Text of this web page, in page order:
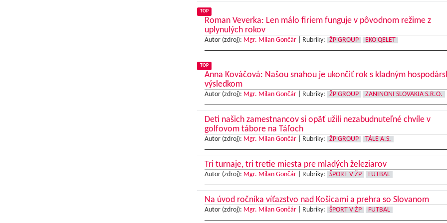
TOP
Roman Veverka: Len málo firiem funguje v pôvodnom režime z
uplynulých rokov
Autor (zdroj): Mgr. Milan Gončár| Rubriky: ŽP GROUP EKO QELET
TOP
Anna Kováčová: Našou snahou je ukončiť rok s kladným
výsledkom
Autor (zdroj): Mgr. Milan Gončár| Rubriky: ŽP GROUP ZANINONI SLOVAKIA S.R.O.
Deti našich zamestnancov si opäť užili nezabudnuteľné chvíle v
golfovom tábore na Táľoch
Autor (zdroj): Mgr. Milan Gončár| Rubriky: ŽP GROUP TÁLE A.S.
Tri turnaje, tri tretie miesta pre mladých železiarov
Autor (zdroj): Mgr. Milan Gončár| Rubriky: ŠPORT V ŽP FUTBAL
Na úvod ročníka víťazstvo nad Košicami a prehra so Slovanom
Autor (zdroj): Mgr. Milan Gončár| Rubriky: ŠPORT V ŽP FUTBAL